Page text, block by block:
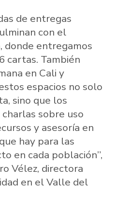
de entregas
con el
donde entregamos
cartas. También
en Cali y
espacios no solo
sino que los
sobre uso
y asesoría en
hay para las
en cada población”,
Vélez, directora
en el Valle del